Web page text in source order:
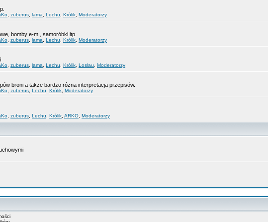
zuberus lama Lechu Królik Moderatorzy
bomby e-m , samoróbki itp.
zuberus lama Lechu Królik Moderatorzy
zuberus lama Lechu Królik Loslau Moderatorzy
broni a także bardzo różna interpretacja przepisów.
zuberus Lechu Królik Moderatorzy
zuberus Lechu Królik ARKO Moderatorzy